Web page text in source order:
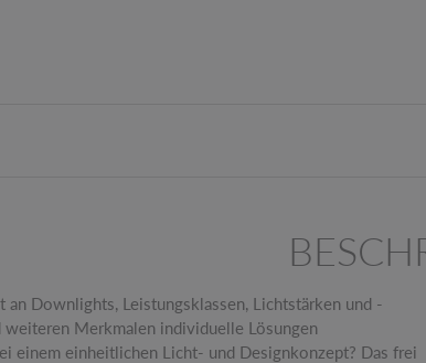
an Downlights, Leistungsklassen, Lichtstärken und -
Merkmalen individuelle Lösungen
einem einheitlichen Licht- und Designkonzept? Das frei
Diffusor, der den Lichtkegel so beeinflusst, dass
entscheiden Sie sich für die modulare Vielfalt